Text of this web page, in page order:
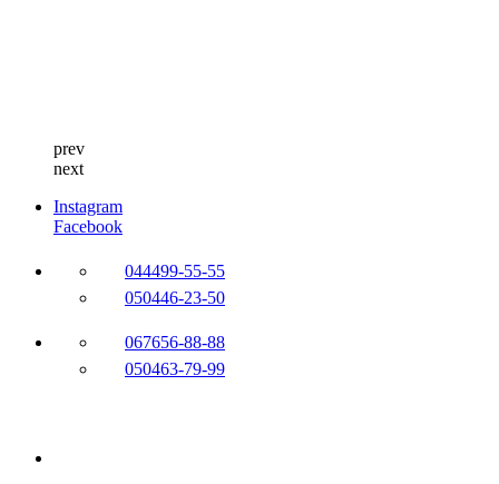
prev
next
Instagram
Facebook
044499-55-55
050446-23-50
067656-88-88
050463-79-99